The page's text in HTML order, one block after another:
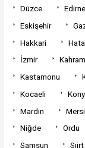
Düzce
Edirne
Eskişehir
Hakkari
İzmir
Kastamonu
Kocaeli
Mardin
Niğde
Ordu
Samsun
Siirt